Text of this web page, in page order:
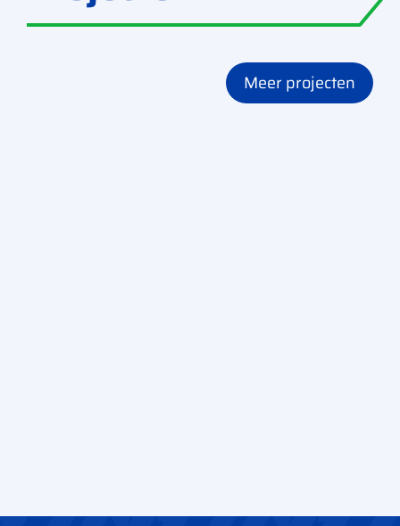
Meer projecten
Renovatie Bedrijfsgebouw